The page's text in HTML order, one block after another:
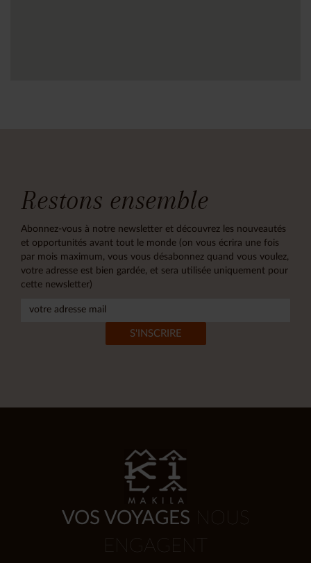
Restons ensemble
Abonnez-vous à notre newsletter et découvrez les nouveautés
et opportunités avant tout le monde (on vous écrira une fois
par mois maximum, vous vous désabonnez quand vous voulez,
votre adresse est bien gardée, et sera utilisée uniquement pour
cette newsletter)
VOS VOYAGES NOUS
ENGAGENT